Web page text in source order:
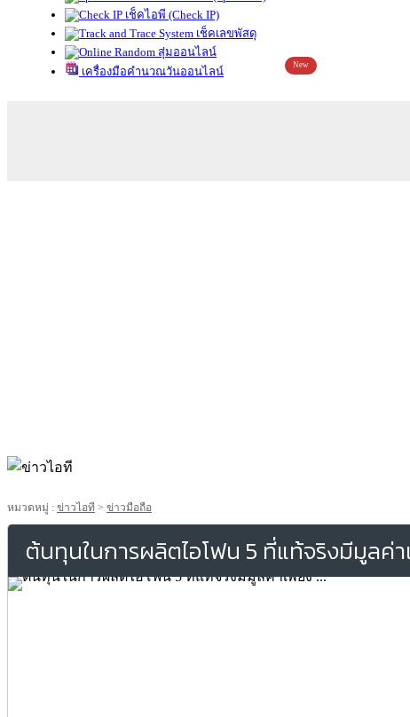
เช็คไอพี (Check IP)
เช็คเลขพัสดุ
สุ่มออนไลน์
เครื่องมือคำนวณวันออนไลน์
New
หมวดหมู่ : ข่าวไอที > ข่าวมือถือ
ต้นทุนในการผลิตไอโฟน 5 ที่แท้จริงมีมูลค่า